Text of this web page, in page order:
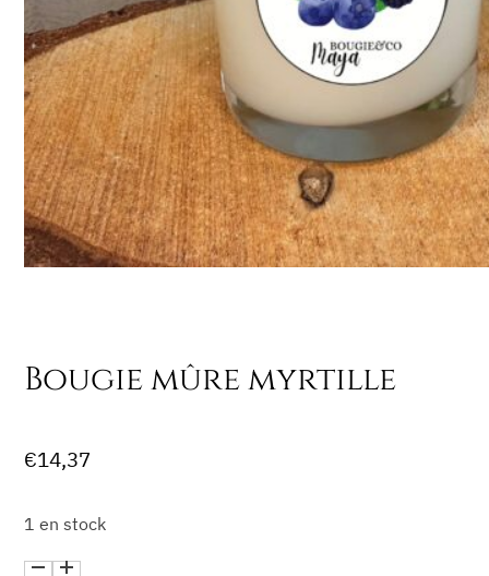
Bougie mûre myrtille
Le
initial
€14,37Le
actuel
1 en stock
quantité